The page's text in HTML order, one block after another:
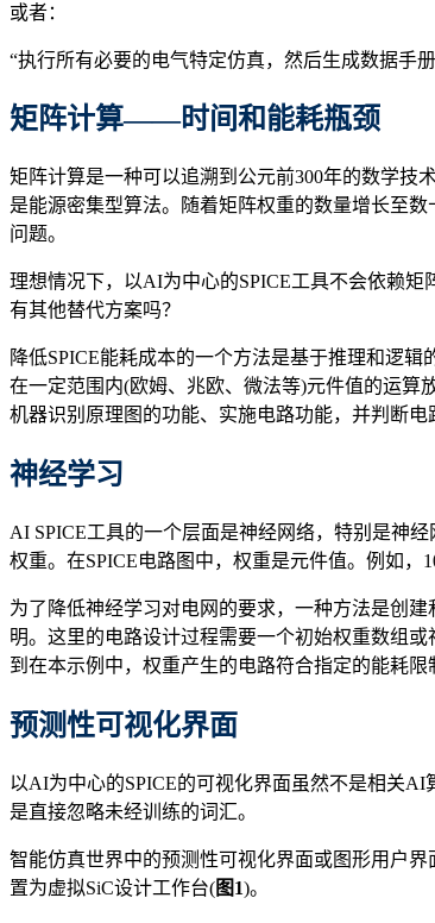
或者：
“执行所有必要的电气特定仿真，然后生成数据手
矩阵计算——时间和能耗瓶颈
矩阵计算是一种可以追溯到公元前300年的数学
是能源密集型算法。随着矩阵权重的数量增长至
问题。
理想情况下，以AI为中心的SPICE工具不会依赖矩
有其他替代方案吗？
降低SPICE能耗成本的一个方法是基于推理和逻
在一定范围内(欧姆、兆欧、微法等)元件值的运算
机器识别原理图的功能、实施电路功能，并判断电
神经学习
AI SPICE工具的一个层面是神经网络，特别是神
权重。在SPICE电路图中，权重是元件值。例如，
为了降低神经学习对电网的要求，一种方法是创
明。这里的电路设计过程需要一个初始权重数组
到在本示例中，权重产生的电路符合指定的能耗
预测性可视化界面
以AI为中心的SPICE的可视化界面虽然不是相关
是直接忽略未经训练的词汇。
智能仿真世界中的预测性可视化界面或图形用户
置为虚拟SiC设计工作台(图1)。